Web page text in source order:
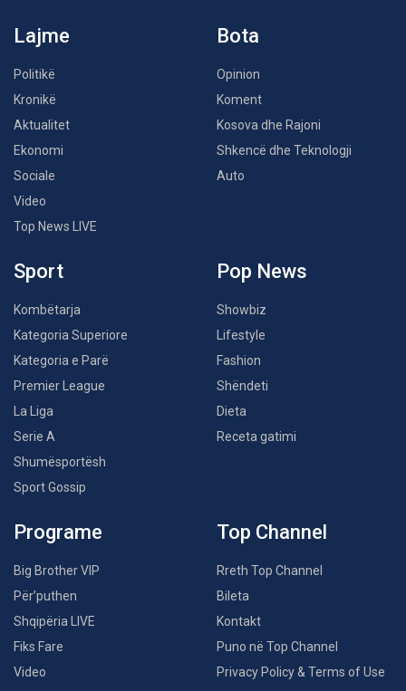
Lajme
Politikë
Kronikë
Aktualitet
Ekonomi
Sociale
Video
Top News LIVE
Bota
Opinion
Koment
Kosova dhe Rajoni
Shkencë dhe Teknologji
Auto
Sport
Kombëtarja
Kategoria Superiore
Kategoria e Parë
Premier League
La Liga
Serie A
Shumësportësh
Sport Gossip
Pop News
Showbiz
Lifestyle
Fashion
Shëndeti
Dieta
Receta gatimi
Programe
Big Brother VIP
Për’puthen
Shqipëria LIVE
Fiks Fare
Video
Top Channel
Rreth Top Channel
Bileta
Kontakt
Puno në Top Channel
Privacy Policy & Terms of Use